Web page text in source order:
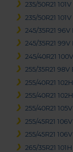
235/50R21
235/50R21
245/35R21
245/35R21
245/40R21
255/35R21 98V
255/40R21
255/40R21
255/40R21
255/45R21
255/45R21
265/35R21